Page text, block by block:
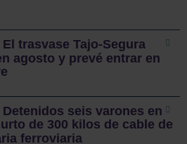
El trasvase Tajo-Segura
agosto y prevé entrar en
Detenidos seis varones en
de 300 kilos de cable de
ferroviaria